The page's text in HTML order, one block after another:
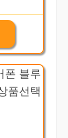
폰 블루
품선택